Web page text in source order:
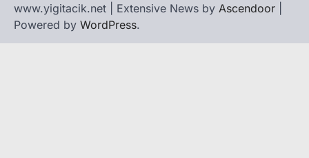
www.yigitacik.net | Extensive News by Ascendoor
Powered by WordPress.